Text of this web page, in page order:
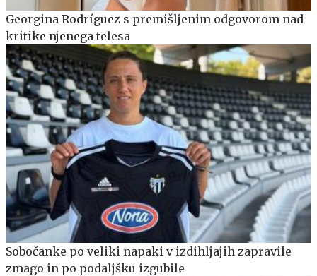
Georgina Rodríguez s premišljenim odgovorom nad
kritike njenega telesa
Sobočanke po veliki napaki v izdihljajih zapravile
zmago in po podaljšku izgubile